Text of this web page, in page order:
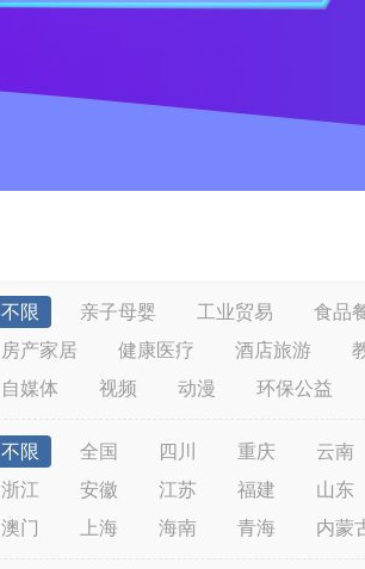
不限 亲子母婴 工业贸易
食品
房产家居
健康医疗 酒店旅游
自媒体
视频 动漫 环保公益
不限 全国 四川 重庆
云南
浙江
安徽 江苏 福建
山东
澳门
上海 海南 青海 内蒙